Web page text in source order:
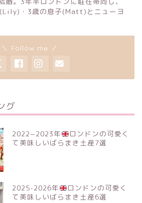
・3歳の息子(Matt)とニューヨ
＼ Follow me ／
グ
2022−2023年
ロンドンの可愛く
て美味しいばらまき土産7選
2025-2026年
ロンドンの可愛く
て美味しいばらまき土産6選